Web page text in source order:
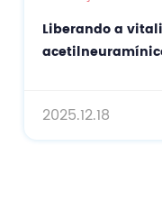
Liberando a
2025.12.18